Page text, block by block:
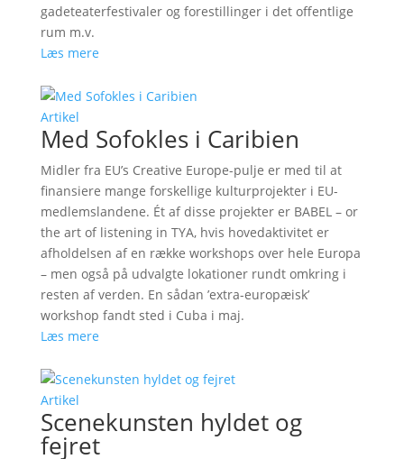
gadeteaterfestivaler og forestillinger i det offentlige
rum m.v.
Læs mere
Artikel
Med Sofokles i Caribien
Midler fra EU’s Creative Europe-pulje er med til at
finansiere mange forskellige kulturprojekter i EU-
medlemslandene. Ét af disse projekter er BABEL – or
the art of listening in TYA, hvis hovedaktivitet er
afholdelsen af en række workshops over hele Europa
– men også på udvalgte lokationer rundt omkring i
resten af verden. En sådan ’extra-europæisk’
workshop fandt sted i Cuba i maj.
Læs mere
Artikel
Scenekunsten hyldet og
fejret